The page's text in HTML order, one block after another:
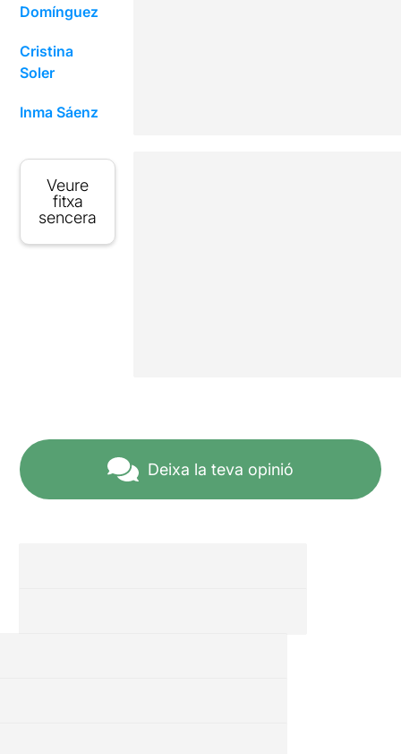
Domínguez
Cristina
Soler
Inma Sáenz
Veure
fitxa
sencera
Deixa la teva opinió